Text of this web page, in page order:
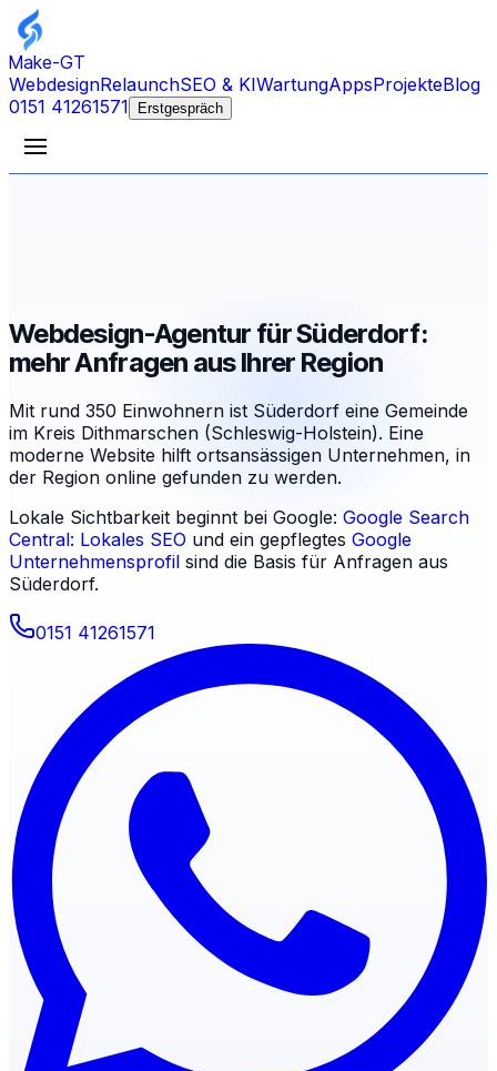
Make-GT
WebdesignRelaunchSEO & KIWartungAppsProjekteBlog
0151 41261571
Erstgespräch
Webdesign-Agentur für Süderdorf:
mehr Anfragen aus Ihrer Region
Mit rund 350 Einwohnern ist Süderdorf eine Gemeinde
im Kreis Dithmarschen (Schleswig-Holstein). Eine
moderne Website hilft ortsansässigen Unternehmen, in
der Region online gefunden zu werden.
Lokale Sichtbarkeit beginnt bei Google: Google Search
Central: Lokales SEO und ein gepflegtes Google
Unternehmensprofil sind die Basis für Anfragen aus
Süderdorf.
0151 41261571